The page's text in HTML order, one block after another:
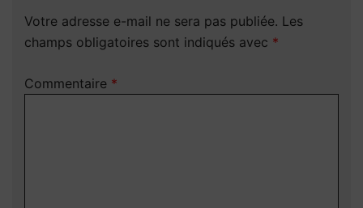
Votre adresse e-mail ne sera pas publiée. Les
champs obligatoires sont indiqués avec *
Commentaire *